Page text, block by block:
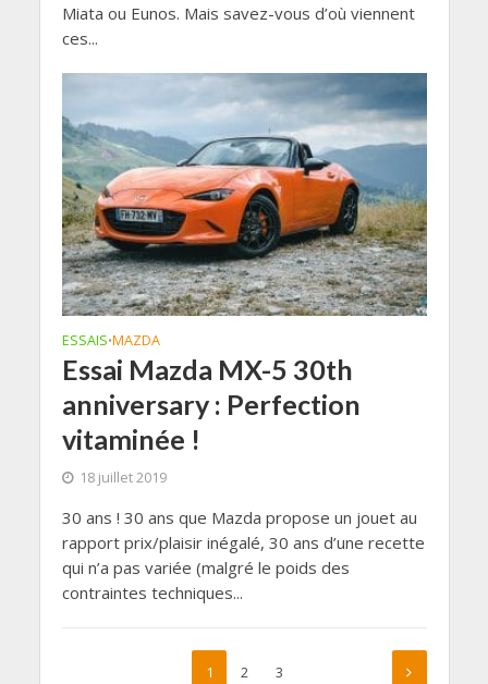
Miata ou Eunos. Mais savez-vous d’où viennent
ces...
ESSAIS•MAZDA
Essai Mazda MX-5 30th
anniversary : Perfection
vitaminée !
18 juillet 2019
30 ans ! 30 ans que Mazda propose un jouet au
rapport prix/plaisir inégalé, 30 ans d’une recette
qui n’a pas variée (malgré le poids des
contraintes techniques...
1 2 3